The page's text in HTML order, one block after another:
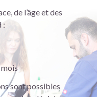
de l’âge et des
:
sont possibles